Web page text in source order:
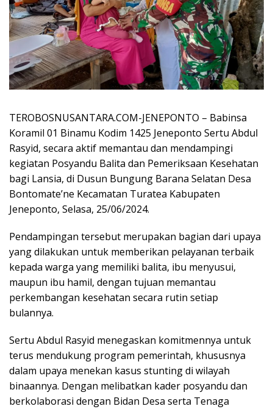
TEROBOSNUSANTARA.COM-JENEPONTO – Babinsa
Koramil 01 Binamu Kodim 1425 Jeneponto Sertu Abdul
Rasyid, secara aktif memantau dan mendampingi
kegiatan Posyandu Balita dan Pemeriksaan Kesehatan
bagi Lansia, di Dusun Bungung Barana Selatan Desa
Bontomate’ne Kecamatan Turatea Kabupaten
Jeneponto, Selasa, 25/06/2024.
Pendampingan tersebut merupakan bagian dari upaya
yang dilakukan untuk memberikan pelayanan terbaik
kepada warga yang memiliki balita, ibu menyusui,
maupun ibu hamil, dengan tujuan memantau
perkembangan kesehatan secara rutin setiap
bulannya.
Sertu Abdul Rasyid menegaskan komitmennya untuk
terus mendukung program pemerintah, khususnya
dalam upaya menekan kasus stunting di wilayah
binaannya. Dengan melibatkan kader posyandu dan
berkolaborasi dengan Bidan Desa serta Tenaga